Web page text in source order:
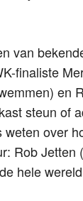
van
finaliste
en
steun of
over
Rob Jetten
hele